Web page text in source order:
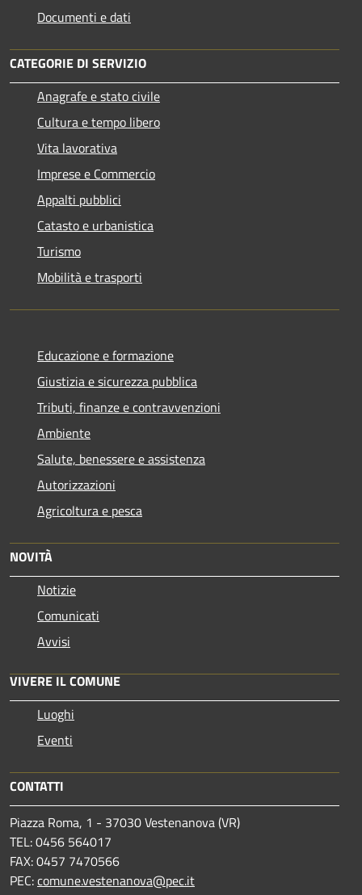
Documenti e dati
CATEGORIE DI SERVIZIO
Anagrafe e stato civile
Cultura e tempo libero
Vita lavorativa
Imprese e Commercio
Appalti pubblici
Catasto e urbanistica
Turismo
Mobilità e trasporti
Educazione e formazione
Giustizia e sicurezza pubblica
Tributi, finanze e contravvenzioni
Ambiente
Salute, benessere e assistenza
Autorizzazioni
Agricoltura e pesca
NOVITÀ
Notizie
Comunicati
Avvisi
VIVERE IL COMUNE
Luoghi
Eventi
CONTATTI
Piazza Roma, 1 - 37030 Vestenanova (VR)
TEL: 0456 564017
FAX: 0457 7470566
PEC:comune.vestenanova@pec.it